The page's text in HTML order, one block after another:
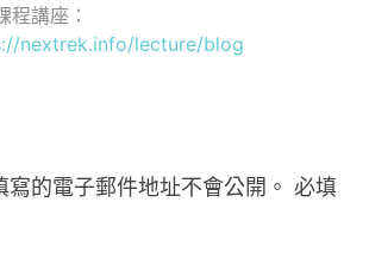
程講座：
nextrek.info/lecture/blog
的電子郵件地址不會公開。 必填